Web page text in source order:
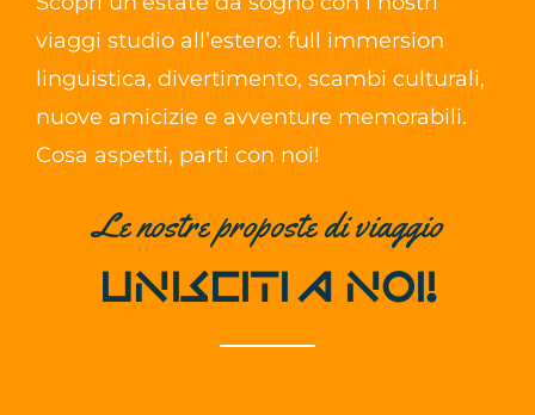
viaggi studio all’estero: full immersion
linguistica, divertimento, scambi culturali,
nuove amicizie e avventure memorabili.
Cosa aspetti, parti con noi!
Le nostre proposte di viaggio
UNISCITI A NOI!